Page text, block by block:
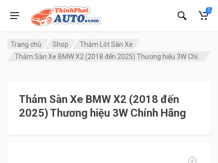
0
Trang chủ Shop
Thảm Lót Sàn Xe
Thảm Sàn Xe BMW X2 (2018 đến 2025) Thương hiệu 3W Chính Hãng
Thảm Sàn Xe BMW X2 (2018 đến
2025) Thương hiệu 3W Chính Hãng